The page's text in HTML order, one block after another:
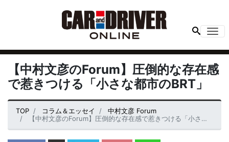
【中村文彦のForum】圧倒的な存在感
で惹きつける「小さな都市のBRT」
TOP コラム＆エッセイ
中村文彦 Forum
【中村文彦のForum】圧倒的な存在感で惹きつける「小さな都市のBRT」